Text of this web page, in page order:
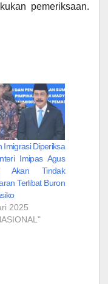
pemeriksaan.
Imigrasi Diperiksa
Imipas Agus
Akan Tindak
Terlibat Buron
2025